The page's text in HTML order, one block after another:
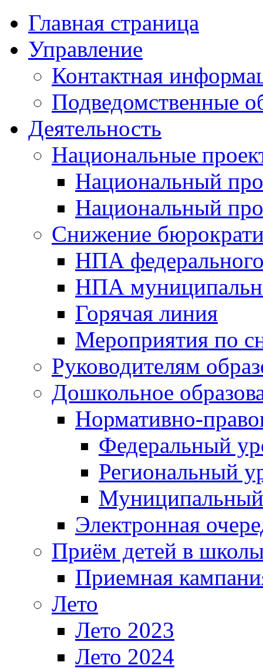
Главная страница
Управление
Контактная
Подведомственные
Деятельность
Национальные
Национальный
Национальный
Снижение
НПА
НПА
Горячая линия
Мероприятия по
Руководителям
Дошкольное
Нормативно-
Федеральный
Региональный
Электронная
Приём детей в
Приемная
Лето
Лето 2023
Лето 2024